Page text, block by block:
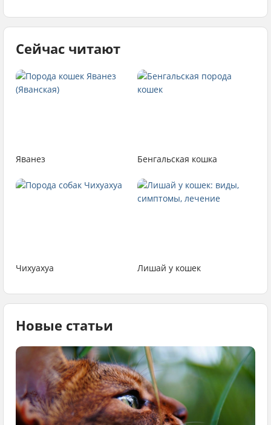
Сейчас читают
Яванез Бенгальская кошка
Чихуахуа Лишай у кошек
Новые статьи